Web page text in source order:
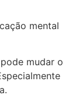
mental
mudar o